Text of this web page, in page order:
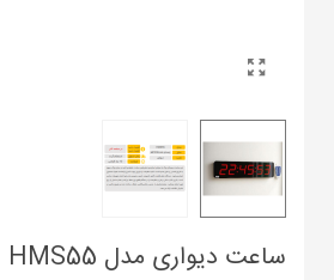
ساعت دیواری مدل HMS55